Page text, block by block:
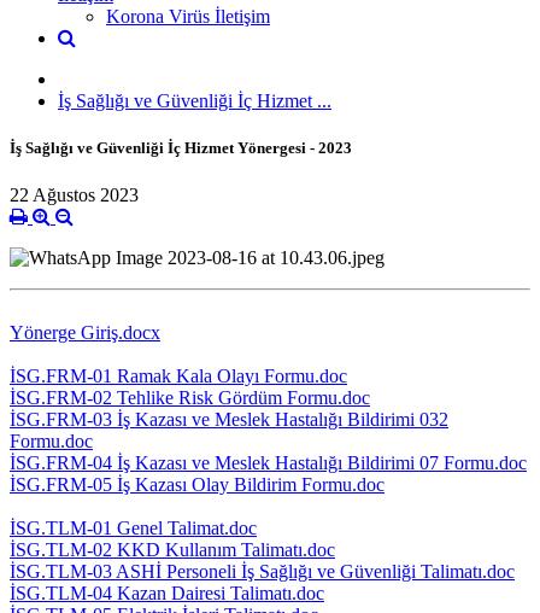
Korona Virüs İletişim
İş Sağlığı ve Güvenliği İç Hizmet ...
İş Sağlığı ve Güvenliği İç Hizmet Yönergesi - 2023
22 Ağustos 2023
Yönerge Giriş.docx
İSG.FRM-01 Ramak Kala Olayı Formu.doc
İSG.FRM-02 Tehlike Risk Gördüm Formu.doc
İSG.FRM-03 İş Kazası ve Meslek Hastalığı Bildirimi 032
Formu.doc
İSG.FRM-04 İş Kazası ve Meslek Hastalığı Bildirimi 07 Formu.doc
İSG.FRM-05 İş Kazası Olay Bildirim Formu.doc
İSG.TLM-01 Genel Talimat.doc
İSG.TLM-02 KKD Kullanım Talimatı.doc
İSG.TLM-03 ASHİ Personeli İş Sağlığı ve Güvenliği Talimatı.doc
İSG.TLM-04 Kazan Dairesi Talimatı.doc